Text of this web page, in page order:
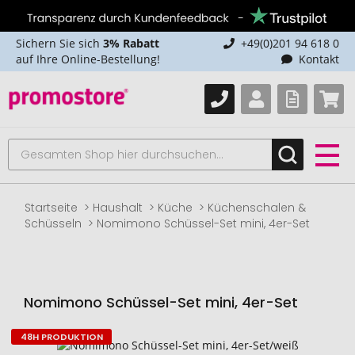
Sichern Sie sich 3% Rabatt
auf Ihre Online-Bestellung!
+49(0)201 94 618 0
Kontakt
Startseite Haushalt Küche
Küchenschalen &
Schüsseln
Nomimono Schüssel-Set mini, 4er-Set
Nomimono Schüssel-Set mini, 4er-Set
Zum
48H PRODUKTION